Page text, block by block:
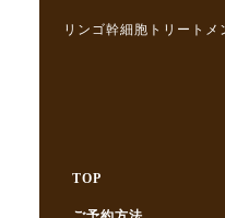
リンゴ幹細胞トリートメ
TOP